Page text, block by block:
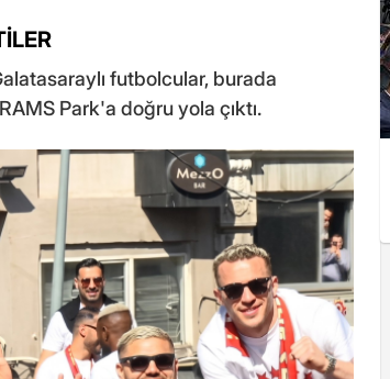
futbolcular, burada
Park'a doğru yola çıktı.